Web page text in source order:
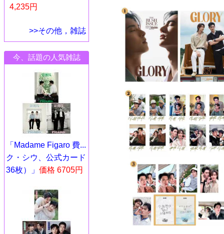
4,235円
>>その他，雑誌
今、話題の人気雑誌
「Madame Figaro 費...
ク・シウ、公式カード
36枚）」 価格 6705円